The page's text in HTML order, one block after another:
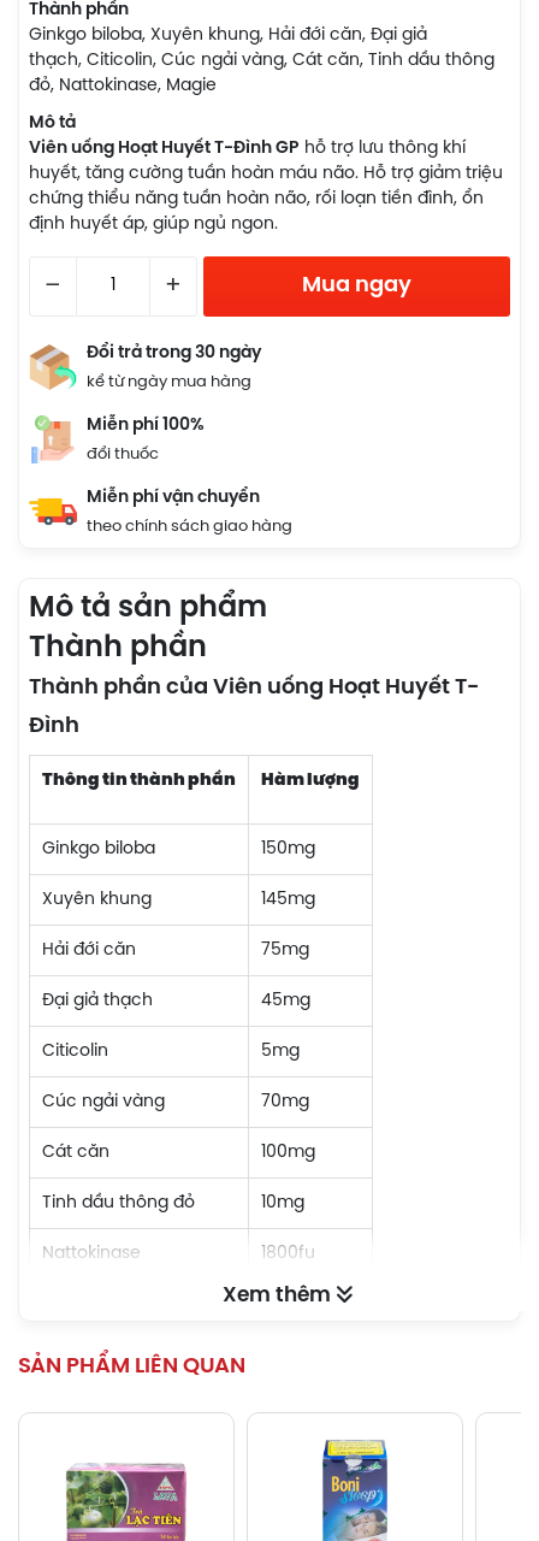
Thành phần
Ginkgo biloba, Xuyên khung, Hải đới căn, Đại giả
thạch, Citicolin, Cúc ngải vàng, Cát căn, Tinh dầu thông
đỏ, Nattokinase, Magie
Mô tả
Viên uống Hoạt Huyết T-Đình GP hỗ trợ lưu thông khí
huyết, tăng cường tuần hoàn máu não. Hỗ trợ giảm triệu
chứng thiểu năng tuần hoàn não, rối loạn tiền đình, ổn
định huyết áp, giúp ngủ ngon.
– + Mua ngay
Đổi trả trong 30 ngày
kể từ ngày mua hàng
Miễn phí 100%
đổi thuốc
Miễn phí vận chuyển
theo chính sách giao hàng
Mô tả sản phẩm
Thành phần
Thành phần của Viên uống Hoạt Huyết T-
Đình
Thông tin thành phần Hàm lượng
Ginkgo biloba 150mg
Xuyên khung 145mg
Hải đới căn 75mg
Đại giả thạch 45mg
Citicolin 5mg
Cúc ngải vàng 70mg
Cát căn 100mg
Tinh dầu thông đỏ 10mg
Nattokinase 1800fu
10mg
Cúc ngải vàng: 70mg
Magie lactat: 10mg
Nattokinase: 1800FU
Tổng hợp 40mg tinh chất chiết xuất từ:
Xuyên khung: 145mg
Xem thêm
SẢN PHẨM LIÊN QUAN